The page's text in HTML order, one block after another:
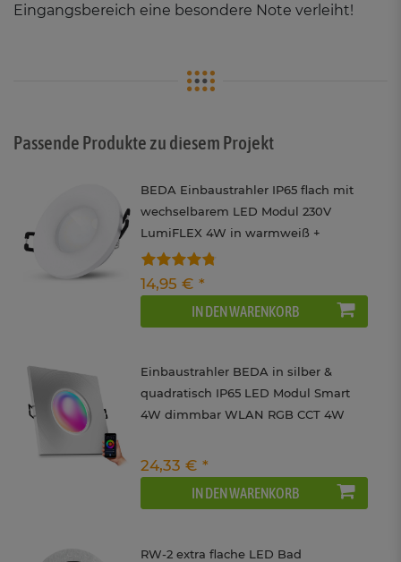
Eingangsbereich eine besondere Note verleiht!
Passende Produkte zu diesem Projekt
BEDA Einbaustrahler IP65 flach mit
wechselbarem LED Modul 230V
LumiFLEX 4W in warmweiß +
neutralweiß + tageslicht rund
14,95 € *
IN DEN WARENKORB
Einbaustrahler BEDA in silber &
quadratisch IP65 LED Modul Smart
4W dimmbar WLAN RGB CCT 4W
24,33 € *
IN DEN WARENKORB
RW-2 extra flache LED Bad